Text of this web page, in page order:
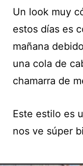
Un look muy
estos días es
mañana
una cola de
chamarra de
Este estilo es
nos ve súper